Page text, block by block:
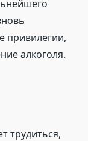
привилегии,
алкоголя.
трудиться,